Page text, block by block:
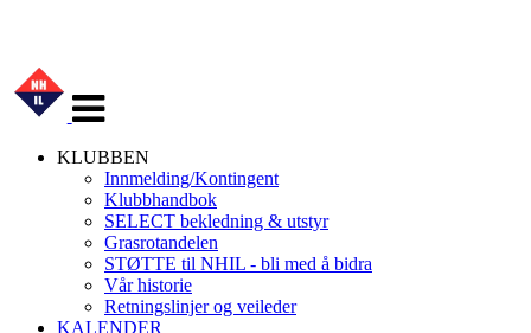
navigasjon
KLUBBEN
Innmelding/Kontingent
Klubbhandbok
SELECT bekledning & utstyr
Grasrotandelen
STØTTE til NHIL - bli med å bidra
Vår historie
Retningslinjer og veileder
KALENDER